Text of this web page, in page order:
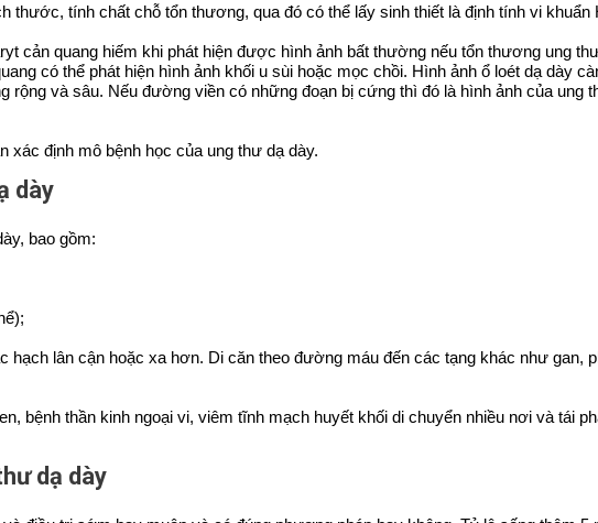
thước, tính chất chỗ tổn thương, qua đó có thể lấy sinh thiết là định tính vi khuẩn
cản quang hiếm khi phát hiện được hình ảnh bất thường nếu tổn thương ung
có thể phát hiện hình ảnh khối u sùi hoặc mọc chồi. Hình ảnh ổ loét dạ dày
rộng và sâu. Nếu đường viền có những đoạn bị cứng thì đó là hình ảnh của ung
xác định mô bệnh học của ung thư dạ dày.
dày
bao gồm:
hạch lân cận hoặc xa hơn. Di căn theo đường máu đến các tạng khác như gan,
bệnh thần kinh ngoại vi, viêm tĩnh mạch huyết khối di chuyển nhiều nơi và tái
dạ dày